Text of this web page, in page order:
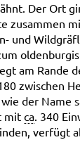
Der Ort
zusammen
und
am Rande
zwischen
der Name
mitca. 340
verfügt